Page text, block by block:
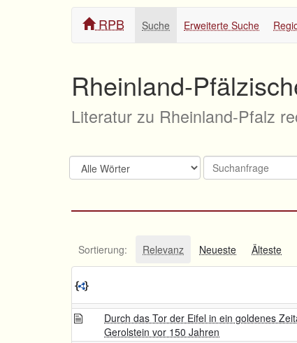
RPB Suche Erweiterte Suche
Rheinland-
Literatur zu Rheinland-Pfalz
Sortierung: Relevanz Neueste Älteste
Durch das Tor der Eifel in ein goldenes
Gerolstein vor 150 Jahren